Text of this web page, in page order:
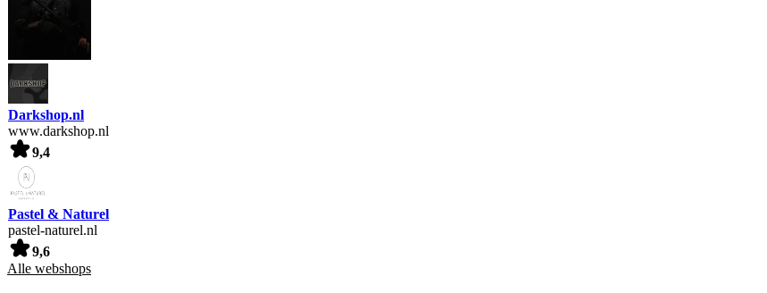
Darkshop.nl
www.darkshop.nl
9,4
Pastel & Naturel
pastel-naturel.nl
9,6
Alle webshops